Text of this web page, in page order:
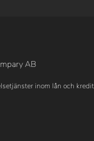
AB
inom lån och